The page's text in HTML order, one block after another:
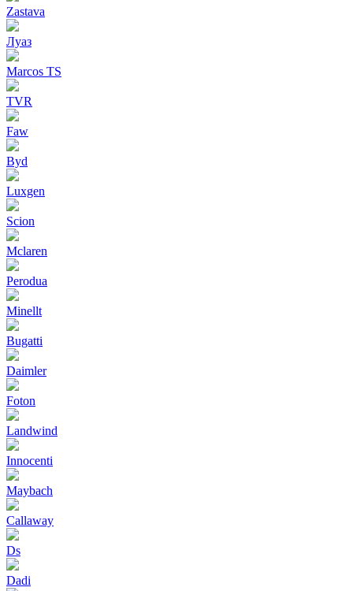
Zastava
Луаз
Marcos TS
TVR
Faw
Byd
Luxgen
Scion
Mclaren
Perodua
Minellt
Bugatti
Daimler
Foton
Landwind
Innocenti
Maybach
Callaway
Ds
Dadi